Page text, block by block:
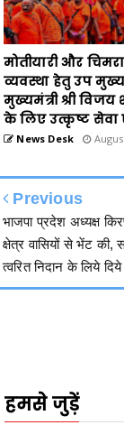
मोतीयारी और
व्यवस्था हेतु उप
मुख्यमंत्री श्री
के लिए उत्कृष्ट सेवा
News Desk
Previous
क्षेत्र वासियों से भेंट की,
त्वरित निदान के लिये दिये
2340